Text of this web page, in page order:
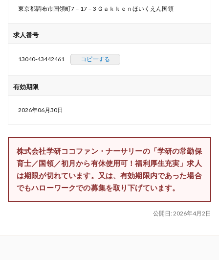
東京都調布市国領町7－17－3 Ｇａｋｋｅｎほいくえん国領
求人番号
13040-43442461 コピーする
有効期限
2026年06月30日
株式会社学研ココファン・ナーサリーの「学研の常勤保
育士／国領／初月から有休使用可！福利厚生充実」求人
は期限が切れています。又は、有効期限内であった場合
でもハローワークでの募集を取り下げています。
公開日: 2026年4月2日